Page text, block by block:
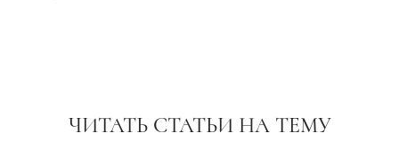
ЧИТАТЬ СТАТЬИ НА ТЕМУ